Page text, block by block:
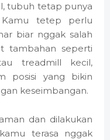
tubuh tetap punya
tetep perlu
biar nggak salah
tambahan seperti
treadmill kecil,
posisi yang bikin
keseimbangan.
dan dilakukan
terasa nggak